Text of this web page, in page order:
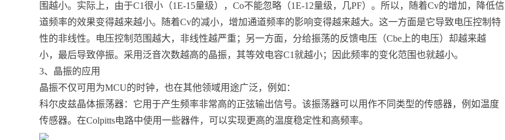
围越小。实际上，由于C1很小（1E-15量级），Co不能忽略（1E-12量级，几PF）。所以，随着Cv的增加，降低信
道频率的效果变得越来越小。随着Cv的减小，增加通道频率的影响变得越来越大。这一方面是它导致电压控制特
性的非线性。电压控制范围越大，非线性越严重；另一方面，分给振荡的反馈电压（Cbe上的电压）却越来越
小，最后导致停振。采用泛音次数越高的晶振，其等效电容C1就越小；因此频率的变化范围也就越小。
3、晶振的应用
晶振不仅可用为MCU的时钟，也在其他领域用途广泛，例如：
科尔皮兹晶体振荡器：它用于产生频率非常高的正弦输出信号。该振荡器可以用作不同类型的传感器，例如温度
传感器。在Colpitts电路中使用一些器件，可以实现更高的温度稳定性和高频率。